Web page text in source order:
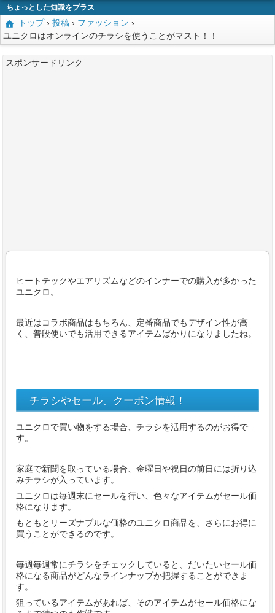
ちょっとした知識をプラス
トップ› 投稿 › ファッション ›
ユニクロはオンラインのチラシを使うことがマスト！！
スポンサードリンク
ヒートテックやエアリズムなどのインナーでの購入が多かった
ユニクロ。
最近はコラボ商品はもちろん、定番商品でもデザイン性が高
く、普段使いでも活用できるアイテムばかりになりましたね。
チラシやセール、クーポン情報！
ユニクロで買い物をする場合、チラシを活用するのがお得で
す。
家庭で新聞を取っている場合、金曜日や祝日の前日には折り込
みチラシが入っています。
ユニクロは毎週末にセールを行い、色々なアイテムがセール価
格になります。
もともとリーズナブルな価格のユニクロ商品を、さらにお得に
買うことができるのです。
毎週毎週常にチラシをチェックしていると、だいたいセール価
格になる商品がどんなラインナップか把握することができま
す。
狙っているアイテムがあれば、そのアイテムがセール価格にな